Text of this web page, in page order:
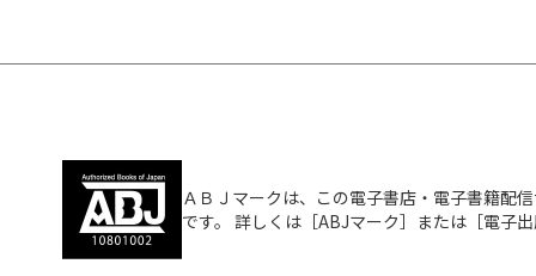
ＡＢＪマークは、この電子書店・電子書籍配
です。 詳しくは［ABJマーク］または［電子